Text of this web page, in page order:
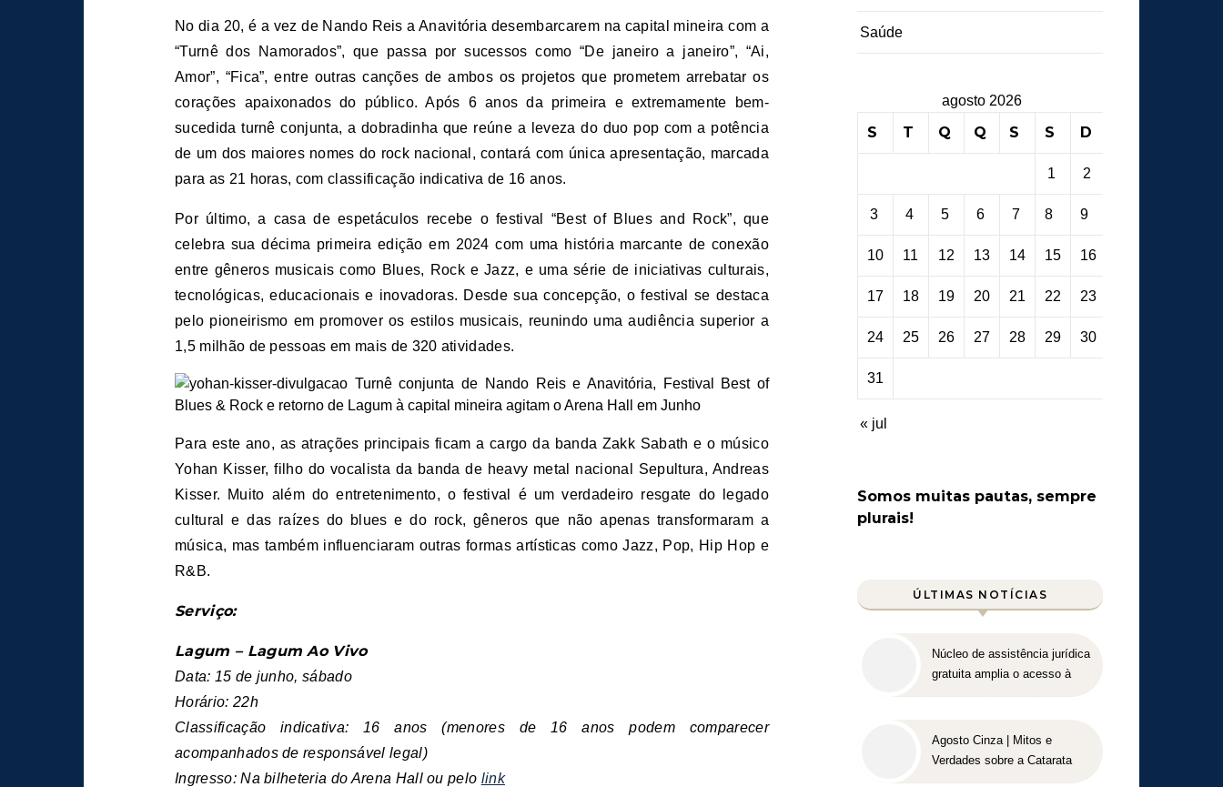
No dia 20, é a vez de Nando Reis a Anavitória desembarcarem na capital mineira com a
“Turnê dos Namorados”, que passa por sucessos como “De janeiro a janeiro”, “Ai,
Amor”, “Fica”, entre outras canções de ambos os projetos que prometem arrebatar os
corações apaixonados do público. Após 6 anos da primeira e extremamente bem-
sucedida turnê conjunta, a dobradinha que reúne a leveza do duo pop com a potência
de um dos maiores nomes do rock nacional, contará com única apresentação, marcada
para as 21 horas, com classificação indicativa de 16 anos.
Por último, a casa de espetáculos recebe o festival “Best of Blues and Rock”, que
celebra sua décima primeira edição em 2024 com uma história marcante de conexão
entre gêneros musicais como Blues, Rock e Jazz, e uma série de iniciativas culturais,
tecnológicas, educacionais e inovadoras. Desde sua concepção, o festival se destaca
pelo pioneirismo em promover os estilos musicais, reunindo uma audiência superior a
1,5 milhão de pessoas em mais de 320 atividades.
Para este ano, as atrações principais ficam a cargo da banda Zakk Sabath e o músico
Yohan Kisser, filho do vocalista da banda de heavy metal nacional Sepultura, Andreas
Kisser. Muito além do entretenimento, o festival é um verdadeiro resgate do legado
cultural e das raízes do blues e do rock, gêneros que não apenas transformaram a
música, mas também influenciaram outras formas artísticas como Jazz, Pop, Hip Hop e
R&B.
Serviço:
Lagum – Lagum Ao Vivo
Data: 15 de junho, sábado
Horário: 22h
Classificação indicativa: 16 anos (menores de 16 anos podem comparecer
acompanhados de responsável legal)
Ingresso: Na bilheteria do Arena Hall ou pelo link
Saúde
agosto 2026
S T Q Q S S D
1 2
3 4 5 6 7 8 9
10 11 12 13 14 15 16
17 18 19 20 21 22 23
24 25 26 27 28 29 30
31
« jul
Somos muitas pautas, sempre
plurais!
ÚLTIMAS NOTÍCIAS
Núcleo de assistência jurídica
gratuita amplia o acesso à
Agosto Cinza | Mitos e
Verdades sobre a Catarata